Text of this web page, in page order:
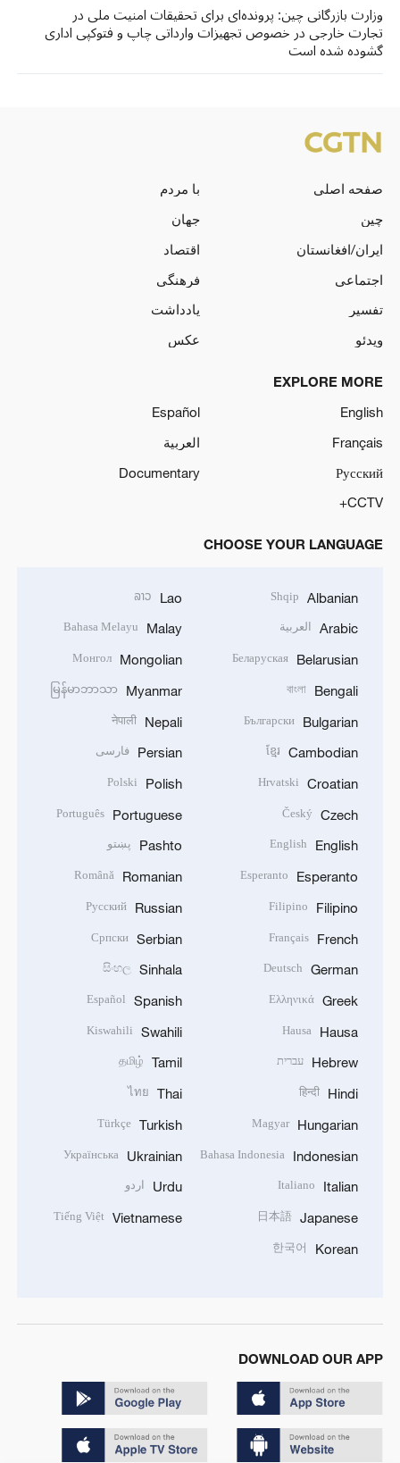
وزارت بازرگانی چین: پرونده‌ای برای تحقیقات امنیت ملی در
تجارت خارجی در خصوص تجهیزات وارداتی چاپ و فتوکپی اداری
گشوده شده است
صفحه اصلی
با مردم
چین
جهان
ایران/افغانستان
اقتصاد
اجتماعی
فرهنگی
تفسیر
یادداشت
ویدئو
عکس
EXPLORE MORE
English
Español
Français
العربية
Русский
Documentary
CCTV+
CHOOSE YOUR LANGUAGE
Albanian
Shqip
Arabic العربية
Belarusian
Беларуская
Bengali
বাংলা
Bulgarian
Български
Cambodian
ខ្មែរ
Croatian
Hrvatski
Czech
Český
English
English
Esperanto
Esperanto
Filipino
Filipino
French
Français
German
Deutsch
Greek
Ελληνικά
Hausa
Hausa
Hebrew עברית
Hindi
हिन्दी
Hungarian
Magyar
Indonesian
Bahasa Indonesia
Italian
Italiano
Japanese
日本語
Korean
한국어
Lao
ລາວ
Malay
Bahasa Melayu
Mongolian
Монгол
Myanmar
မြန်မာဘာသာ
Nepali
नेपाली
Persian فارسی
Polish
Polski
Portuguese
Português
Pashto پښتو
Romanian
Română
Russian
Русский
Serbian
Српски
Sinhala
සිංහල
Spanish
Español
Swahili
Kiswahili
Tamil
தமிழ்
Thai
ไทย
Turkish
Türkçe
Ukrainian
Українська
Urdu اردو
Vietnamese
Tiếng Việt
DOWNLOAD OUR APP